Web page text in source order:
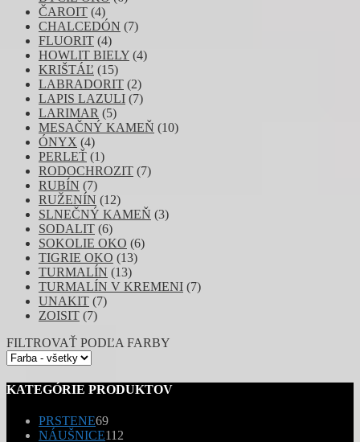
ČAROIT (4)
CHALCEDÓN (7)
FLUORIT (4)
HOWLIT BIELY (4)
KRIŠTÁĽ (15)
LABRADORIT (2)
LAPIS LAZULI (7)
LARIMAR (5)
MESAČNÝ KAMEŇ (10)
ÓNYX (4)
PERLEŤ (1)
RODOCHROZIT (7)
RUBÍN (7)
RUŽENÍN (12)
SLNEČNÝ KAMEŇ (3)
SODALIT (6)
SOKOLIE OKO (6)
TIGRIE OKO (13)
TURMALÍN (13)
TURMALÍN V KREMENI (7)
UNAKIT (7)
ZOISIT (7)
FILTROVAŤ PODĽA FARBY
KATEGÓRIE PRODUKTOV
PRSTENE6969
produktov
NÁUŠNICE112